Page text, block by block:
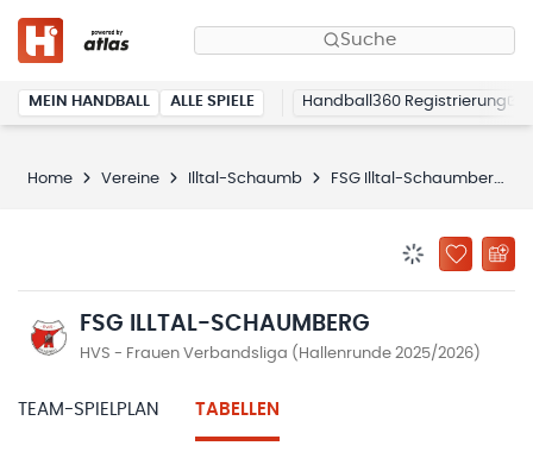
Suche
MEIN HANDBALL ALLE SPIELE Handball360 Registrierung
Home Vereine Illtal-Schaumb FSG Illtal-Schaumberg
ZU
FSG ILLTAL-SCHAUMBERG
HVS - Frauen Verbandsliga (Hallenrunde 2025/2026)
TEAM-SPIELPLAN TABELLEN